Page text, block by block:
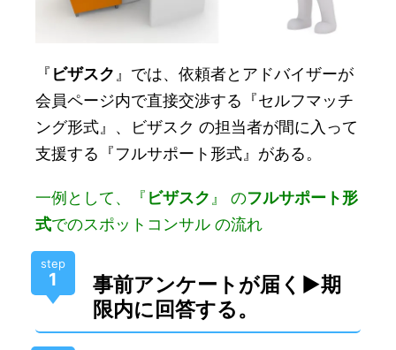
『 ビザスク 』では、依頼者とアドバイザーが
会員ページ内で直接交渉する『セルフマッチ
ング形式』、ビザスク の担当者が間に入って
支援する『フルサポート形式』がある。
一例として、『 ビザスク 』 のフルサポート形
式でのスポットコンサル の流れ
step
1
事前アンケートが届く▶︎期
限内に回答する。